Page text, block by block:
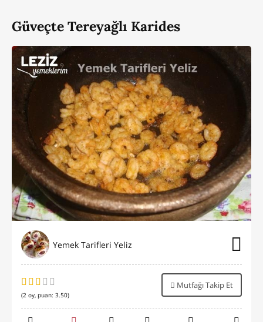
Güveçte Tereyağlı Karides
Yemek Tarifleri Yeliz
(2 oy, puan: 3.50)
Mutfağı Takip Et